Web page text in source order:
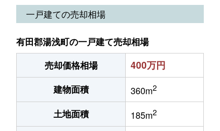
一戸建ての売却相場
有田郡湯浅町の一戸建て売却相場
売却価格相場
400万円
建物面積 360m2
土地面積 185m2